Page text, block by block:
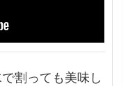
割っても美味し